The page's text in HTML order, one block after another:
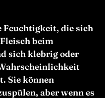
Feuchtigkeit, die sich
beim
sich klebrig oder
Sie können
aber wenn es